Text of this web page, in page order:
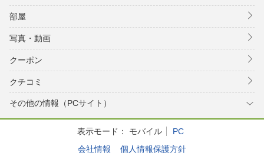
部屋
写真・動画
クーポン
クチコミ
その他の情報（PCサイト）
表示モード： モバイル
PC
会社情報
個人情報保護方針